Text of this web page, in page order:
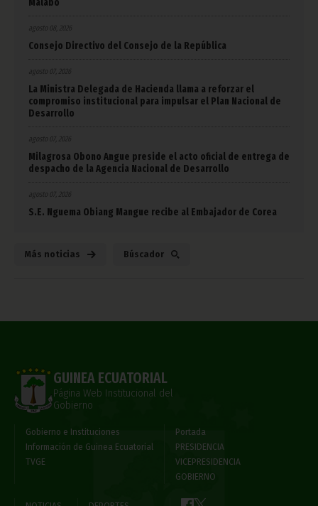
agosto 08, 2026
Consejo Directivo del Consejo de la República
agosto 07, 2026
La Ministra Delegada de Hacienda llama a reforzar el
compromiso institucional para impulsar el Plan Nacional de
Desarrollo
agosto 07, 2026
Milagrosa Obono Angue preside el acto oficial de entrega de
despacho de la Agencia Nacional de Desarrollo
agosto 07, 2026
S.E. Nguema Obiang Mangue recibe al Embajador de Corea
Más noticias Búscador
GUINEA ECUATORIAL
Página Web Institucional del
Gobierno
Gobierno e Instituciones
Información de Guinea Ecuatorial
TVGE
Portada
PRESIDENCIA
VICEPRESIDENCIA
GOBIERNO